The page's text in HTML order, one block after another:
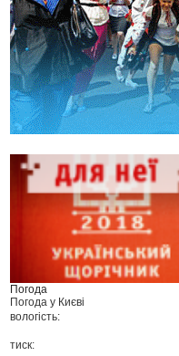
Погода
Погода у Києві
вологість:
тиск: